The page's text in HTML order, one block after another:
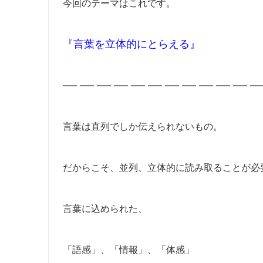
今回のテーマはこれです。
『言葉を立体的にとらえる』
—– —– —– —– —– —– —– —– —– —– —–
言葉は直列でしか伝えられないもの。
だからこそ、並列、立体的に読み取ることが必
言葉に込められた、
「語感」、「情報」、「体感」